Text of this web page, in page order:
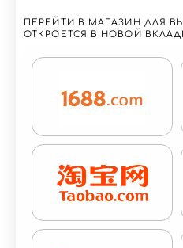
ПЕРЕЙТИ В МАГАЗИН ДЛЯ
ОТКРОЕТСЯ В НОВОЙ